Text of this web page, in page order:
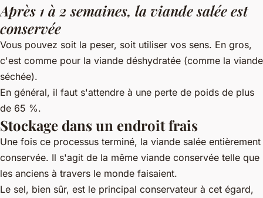
Après 1 à 2 semaines, la viande salée est
conservée
Vous pouvez soit la peser, soit utiliser vos sens. En gros,
c'est comme pour la viande déshydratée (comme la viande
séchée).
En général, il faut s'attendre à une perte de poids de plus
de 65 %.
Stockage dans un endroit frais
Une fois ce processus terminé, la viande salée entièrement
conservée. Il s'agit de la même viande conservée telle que
les anciens à travers le monde faisaient.
Le sel, bien sûr, est le principal conservateur à cet égard,